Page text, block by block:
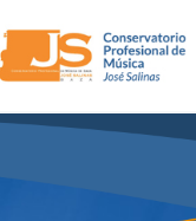
"José